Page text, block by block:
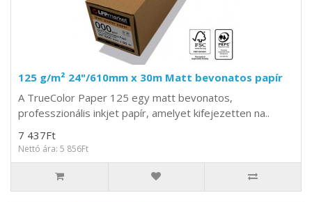
125 g/m² 24"/610mm x 30m Matt bevonatos papír
A TrueColor Paper 125 egy matt bevonatos,
professzionális inkjet papír, amelyet kifejezetten na..
7 437Ft
Nettó ára: 5 856Ft